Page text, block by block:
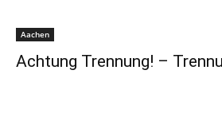
Aachen
Achtung Trennung! –